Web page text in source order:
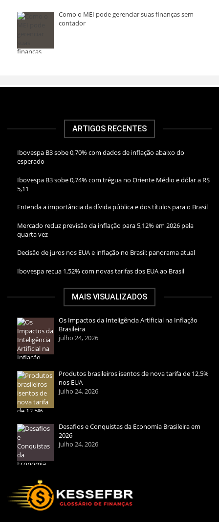
Como o MEI pode gerenciar suas finanças sem
contador
ARTIGOS RECENTES
Ibovespa B3 sobe 0,70% com dados de inflação abaixo do
esperado
Ibovespa B3 sobe 0,74% com trégua no Oriente Médio e dólar a R$
5,11
Entenda a importância da dívida pública e dos títulos para o Brasil
Mercado reduz previsão da inflação para 5,12% em 2026 pela
quarta vez
Decisão de juros nos EUA e inflação no Brasil: panorama atual
Ibovespa recua 1,52% com novas tarifas dos EUA ao Brasil
MAIS VISUALIZADOS
Os Impactos da Inteligência Artificial na Inflação
Brasileira
julho 24, 2026
Produtos brasileiros isentos de nova tarifa de 12,5%
nos EUA
julho 24, 2026
Desafios e Conquistas da Economia Brasileira em
2026
julho 24, 2026